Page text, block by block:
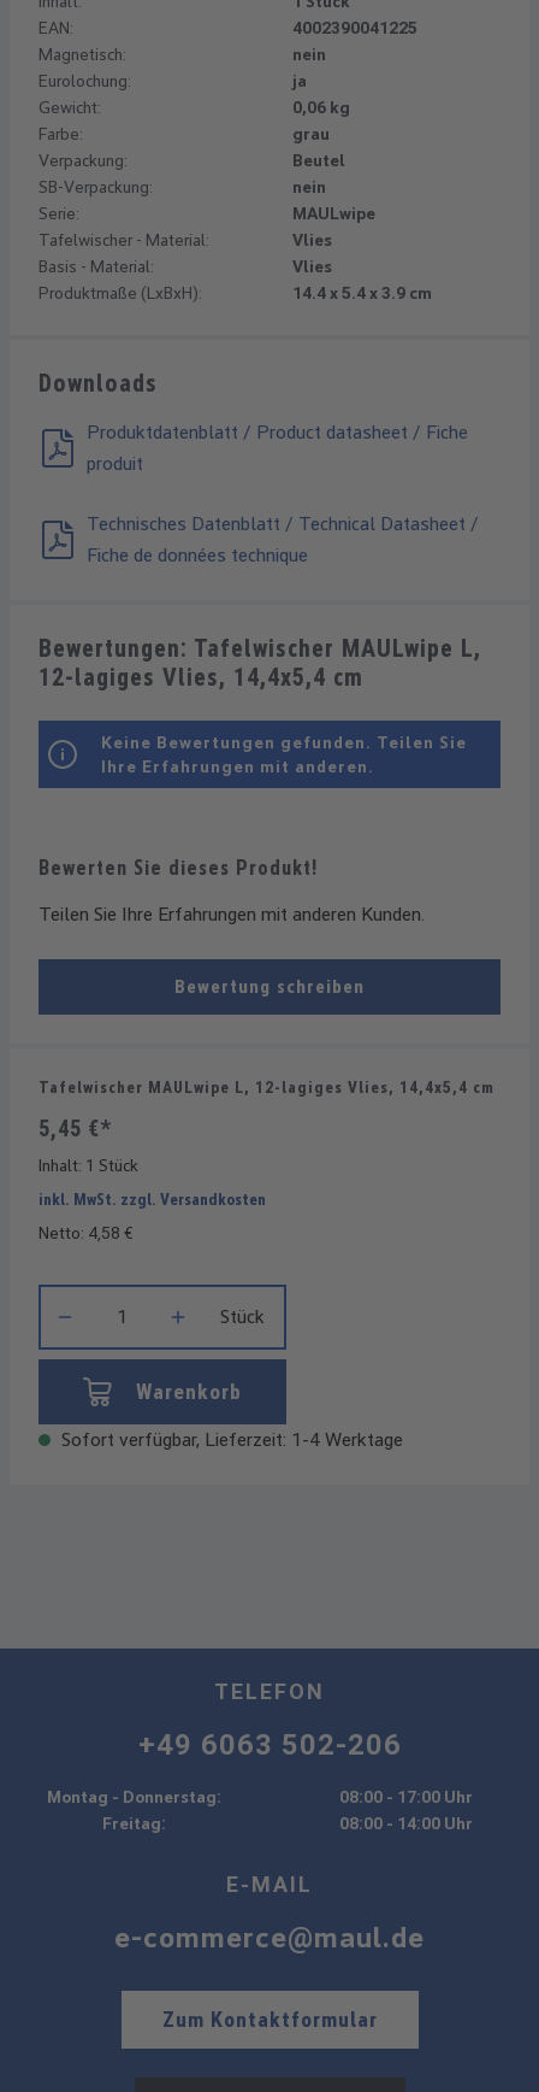
EAN:
4002390041225
Magnetisch:
nein
Eurolochung:
ja
Gewicht:
0,06 kg
Farbe:
grau
Verpackung:
Beutel
SB-Verpackung:
nein
Serie:
MAULwipe
Tafelwischer - Material:
Vlies
Basis - Material:
Vlies
Produktmaße (LxBxH):
14.4 x 5.4 x 3.9 cm
Downloads
Produktdatenblatt / Product datasheet / Fiche
produit
Technisches Datenblatt / Technical Datasheet /
Fiche de données technique
Bewertungen: Tafelwischer MAULwipe L,
12-lagiges Vlies, 14,4x5,4 cm
Bewerten Sie dieses Produkt!
Teilen Sie Ihre Erfahrungen mit anderen Kunden.
Bewertung schreiben
Keine Bewertungen gefunden. Teilen Sie
Ihre Erfahrungen mit anderen.
Tafelwischer MAULwipe L, 12-lagiges Vlies, 14,4x5,4 cm
5,45 €*
Inhalt: 1 Stück
inkl. MwSt. zzgl. Versandkosten
Netto: 4,58 €
Stück
Warenkorb
Sofort verfügbar, Lieferzeit: 1-4 Werktage
TELEFON
+49 6063 502-206
Montag - Donnerstag:
08:00 - 17:00 Uhr
Freitag:
08:00 - 14:00 Uhr
E-MAIL
e-commerce@maul.de
Zum Kontaktformular